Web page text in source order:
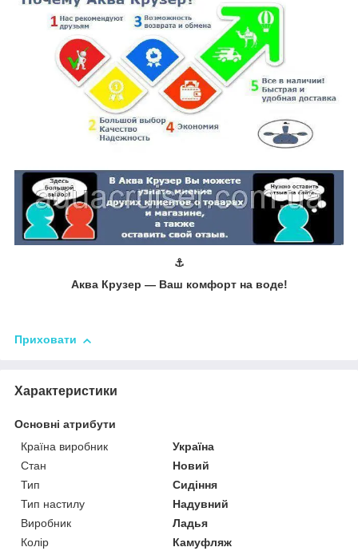
⚓
Аква Крузер ― Ваш комфорт на воде!
Приховати
Характеристики
Основні атрибути
Країна виробник
Україна
Стан
Новий
Тип
Сидіння
Тип настилу
Надувний
Виробник
Ладья
Колір
Камуфляж